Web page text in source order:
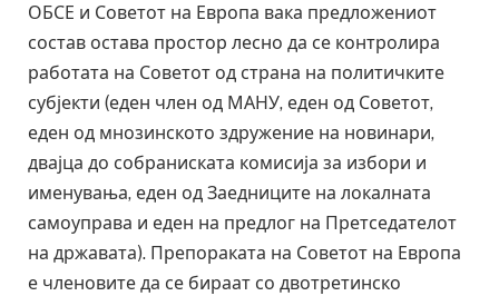
ОБСЕ и Советот на Европа вака предложениот
состав остава простор лесно да се контролира
работата на Советот од страна на политичките
субјекти (еден член од МАНУ, еден од Советот,
еден од мнозинското здружение на новинари,
двајца до собраниската комисија за избори и
именувања, еден од Заедниците на локалната
самоуправа и еден на предлог на Претседателот
на државата). Препораката на Советот на Европа
е членовите да се бираат со двотретинско